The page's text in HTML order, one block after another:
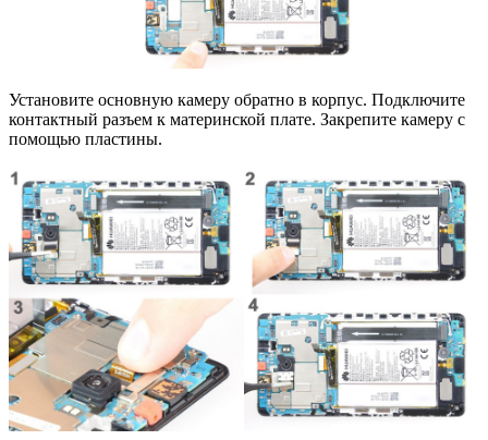
Установите основную камеру обратно в корпус. Подключите
контактный разъем к материнской плате. Закрепите камеру с
помощью пластины.